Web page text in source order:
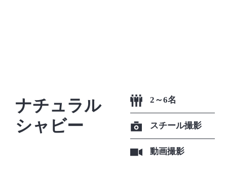
ナチュラル
シャビー
2～6名
スチール撮影
動画撮影